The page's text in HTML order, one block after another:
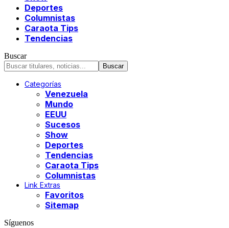
Deportes
Columnistas
Caraota Tips
Tendencias
Buscar
Categorías
Venezuela
Mundo
EEUU
Sucesos
Show
Deportes
Tendencias
Caraota Tips
Columnistas
Link Extras
Favoritos
Sitemap
Síguenos